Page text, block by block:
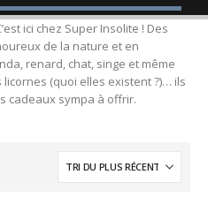
ici chez Super Insolite ! Des
de la nature et en
renard, chat, singe et même
(quoi elles existent ?)… ils
cadeaux sympa à offrir.